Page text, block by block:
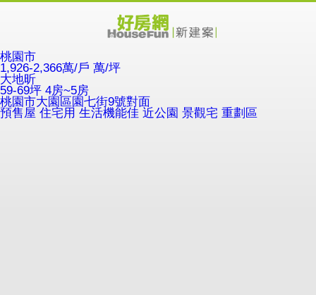
桃園市
1,926-2,366萬/戶 萬/坪
大地昕
59-69坪 4房~5房
桃園市大園區園七街9號對面
預售屋 住宅用 生活機能佳 近公園 景觀宅 重劃區